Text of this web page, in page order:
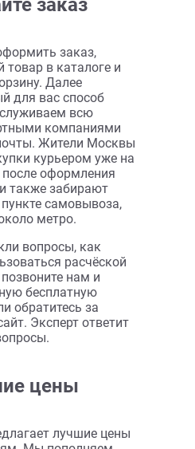
собак
хозяине не
и возможность
в специальный салон,
процедуры
самостоятельно.
особенно
так важно
и качественные
для пса.
можете купить
собак,
для домашнего
каталоге
подходящие для
когтерезки,